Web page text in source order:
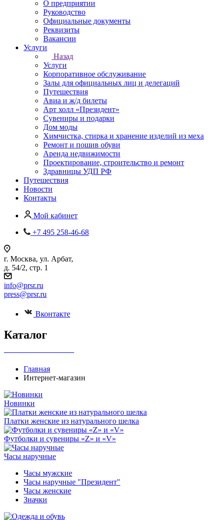
О предприятии
Руководство
Официальные документы
Реквизиты
Вакансии
Услуги
Назад
Услуги
Корпоративное обслуживание
Залы для официальных лиц и делегаций
Путешествия
Авиа и ж/д билеты
Арт холл «Президент»
Сувениры и подарки
Дом моды
Химчистка, стирка и хранение изделий из меха
Ремонт и пошив обуви
Аренда недвижимости
Проектирование, строительство и ремонт
Здравницы УДП РФ
Путешествия
Новости
Контакты
Мой кабинет
+7 495 258-46-68
г. Москва, ул. Арбат,
д. 54/2, стр. 1
info@prsr.ru
press@prsr.ru
Вконтакте
Каталог
Главная
Интернет-магазин
Новинки
Платки женские из натурального шелка
Футболки и сувениры «Z» и «V»
Часы наручные
Часы мужские
Часы наручные "Президент"
Часы женские
Значки